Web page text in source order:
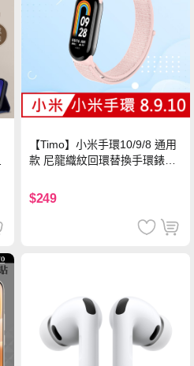
【Timo】小米手環10/9/8 通用
款 尼龍織紋回環替換手環錶帶-
$249